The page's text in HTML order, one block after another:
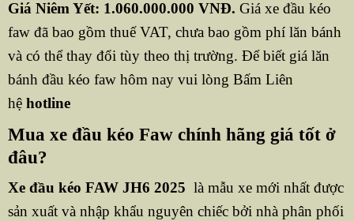
Giá Niêm Yết: 1.060.000.000 VNĐ. Giá xe đầu kéo
faw đã bao gồm thuế VAT, chưa bao gồm phí lăn bánh
và có thể thay đổi tùy theo thị trường. Để biết giá lăn
bánh đầu kéo faw hôm nay vui lòng Bấm Liên
hệhotline
Mua xe đầu kéo Faw chính hãng giá tốt ở
đâu?
Xe đầu kéo FAW JH6 2025 là mẫu xe mới nhất được
sản xuất và nhập khẩu nguyên chiếc bởi nhà phân phối